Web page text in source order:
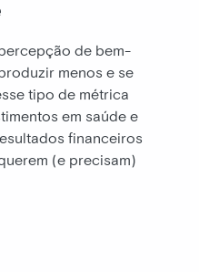
de bem-
menos e se
tipo de métrica
em saúde e
financeiros
(e precisam)